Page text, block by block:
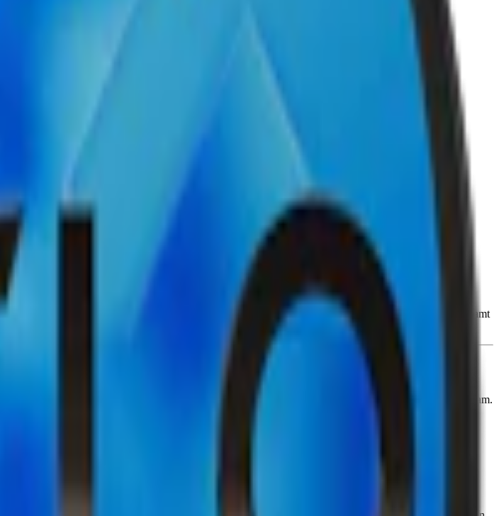
per dosa:
natriumalginat), salmiak, surhetsreglerande medel (E500, soda), sötningsmedel (E950, acesulfam k) samt
övertoner. Varje dosa innehåller 14 gram vitt snus och 20 prillor i slim-format, där prillan väger 0,7 gram.
portionssnus, vilket ger en optimerad passform. Förutom nikotin, innehåller detta vita snus
än genomsnittet för